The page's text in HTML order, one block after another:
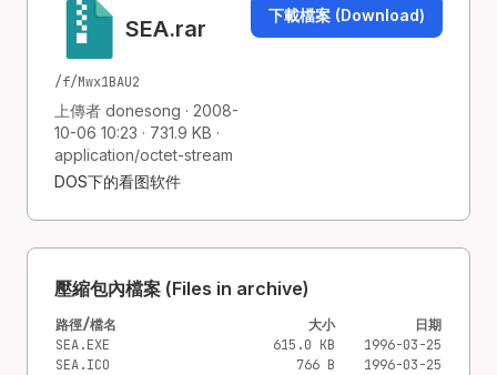
SEA.rar
/f/Mwx1BAU2
上傳者 donesong · 2008-
10-06 10:23 · 731.9 KB ·
application/octet-stream
DOS下的看图软件
下載檔案 (Download)
壓縮包內檔案 (Files in archive)
路徑/檔名 大小
日期
SEA.EXE
615.0 KB
1996-03-25
SEA.ICO
766 B
1996-03-25